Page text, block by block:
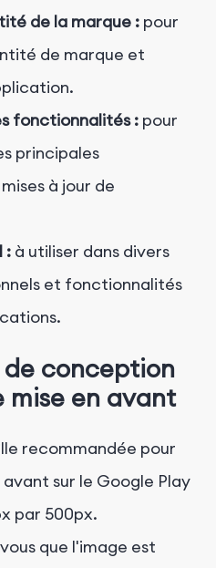
de la marque : pour
de marque et
fonctionnalités : pour
principales
à jour de
: à utiliser dans divers
et fonctionnalités
conception
mise en avant
recommandée pour
sur le Google Play
par 500px.
que l'image est